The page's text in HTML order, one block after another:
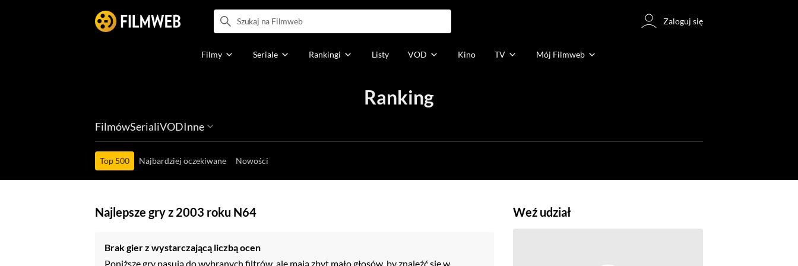
Zaloguj się
Filmy Seriale Rankingi Listy Mój Filmweb
VOD Kino TV
Ranking
Filmów Seriali VOD Inne
Top 500 Najbardziej oczekiwane Nowości
Najlepsze gry z 2003 roku N64
Brak gier z wystarczającą liczbą ocen
Poniższe gry pasują do wybranych filtrów, ale mają zbyt mało głosów, by znaleźć się w
Weź udział